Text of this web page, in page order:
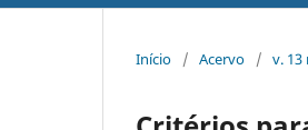
Início / Acervo / v. 13